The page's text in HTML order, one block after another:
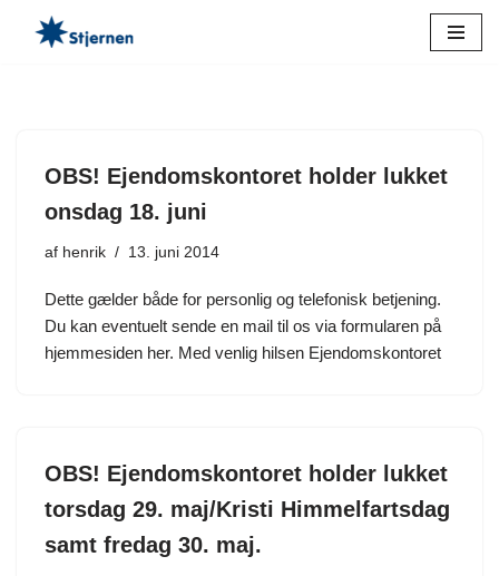
OBS! Ejendomskontoret holder lukket
onsdag 18. juni
af henrik 13. juni 2014
Dette gælder både for personlig og telefonisk betjening.
Du kan eventuelt sende en mail til os via formularen på
hjemmesiden her. Med venlig hilsen Ejendomskontoret
OBS! Ejendomskontoret holder lukket
torsdag 29. maj/Kristi Himmelfartsdag
samt fredag 30. maj.